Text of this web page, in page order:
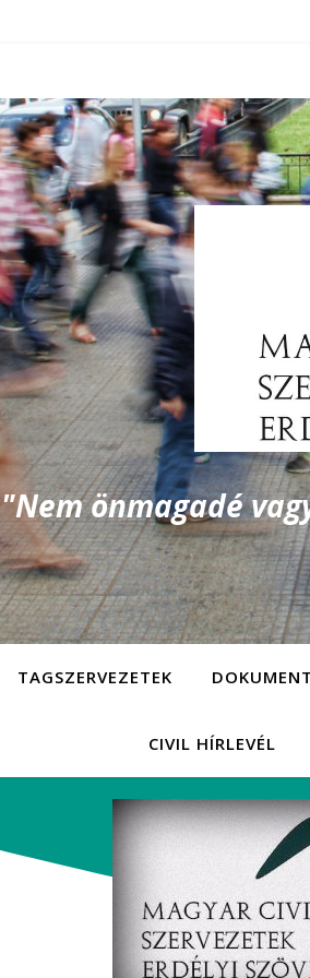
"Nem önmagadé
TAGSZERVEZETEK
CIVIL HÍRLEVÉL